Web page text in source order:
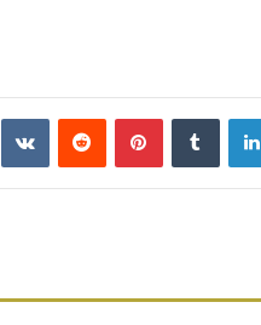
لينكدإن بينتيريست